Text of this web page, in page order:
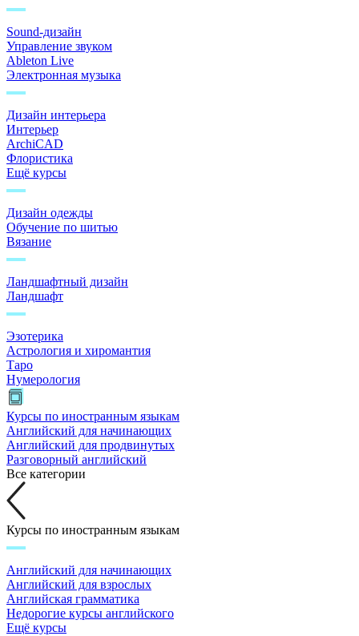
Sound-дизайн
Управление звуком
Ableton Live
Электронная музыка
Дизайн интерьера
Интерьер
ArchiCAD
Флористика
Ещё курсы
Дизайн одежды
Обучение по шитью
Вязание
Ландшафтный дизайн
Ландшафт
Эзотерика
Астрология и хиромантия
Таро
Нумерология
Курсы по иностранным языкам
Английский для начинающих
Английский для продвинутых
Разговорный английский
Все категории
Курсы по иностранным языкам
Английский для начинающих
Английский для взрослых
Английская грамматика
Недорогие курсы английского
Ещё курсы